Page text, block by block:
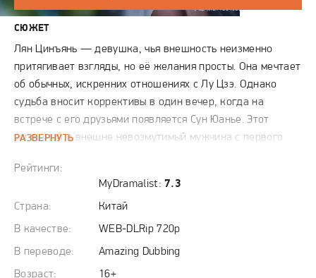
СЮЖЕТ
Лян Цинъянь — девушка, чья внешность неизменно
притягивает взгляды, но её желания просты. Она мечтает
об обычных, искренних отношениях с Лу Цзэ. Однако
судьба вносит коррективы в один вечер, когда на
встрече с его друзьями появляется Сун Юанье. Этот
успешный и внешне невозмутимый мужчина с первого
отправляет ей сообщение с намёком, касающимся её
платья. В его словах читается непоколебимая
уверенность в своём успехе. Цинъянь пытается
игнорировать его, но это лишь подогревает его
РАЗВЕРНУТЬ
Рейтинги:
MyDramalist: 7.3
Страна:
Китай
В качестве:
WEB-DLRip 720p
В переводе:
Amazing Dubbing
Возраст:
16+